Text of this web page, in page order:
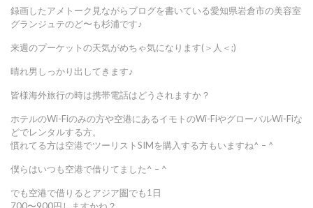
録画したアメトーク見ながらブログを書いている愛知県岩倉市の美容室
グランジュテのど〜も杉浦です♪
来週のプーケットの天気がめちゃ気になります(＞人＜;)
晴れ男しっかり出してきます♪
皆様海外旅行の時は携帯電話はどうされますか？
ホテルのWi-Fiのみの方や空港にあるイモトのWi-FiやグローバルWi-Fiな
どでレンタルする方。
慣れてる方は空港でツーリストSIMを購入する方もいますね^ – ^
僕らはいつも空港で借りてました^ – ^
でも空港で借りるとアジア圏でも1日